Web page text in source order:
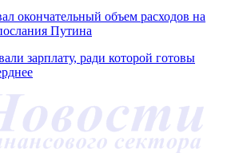
окончательный объем расходов на
Путина
зарплату, ради которой готовы